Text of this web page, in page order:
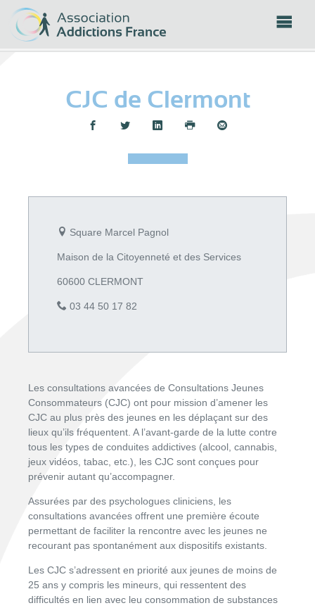
CJC de Clermont
Partager :
Square Marcel Pagnol
Maison de la Citoyenneté et des Services
60600 CLERMONT
03 44 50 17 82
Les consultations avancées de Consultations Jeunes
Consommateurs (CJC) ont pour mission d’amener les
CJC au plus près des jeunes en les déplaçant sur des
lieux qu’ils fréquentent. A l’avant-garde de la lutte contre
tous les types de conduites addictives (alcool, cannabis,
jeux vidéos, tabac, etc.), les CJC sont conçues pour
prévenir autant qu’accompagner.
Assurées par des psychologues cliniciens, les
consultations avancées offrent une première écoute
permettant de faciliter la rencontre avec les jeunes ne
recourant pas spontanément aux dispositifs existants.
Les CJC s’adressent en priorité aux jeunes de moins de
25 ans y compris les mineurs, qui ressentent des
difficultés en lien avec leu consommation de substances
Panneau de gestion des cookies